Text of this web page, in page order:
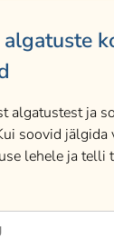
algatustest ja
soovid jälgida
lehele ja telli